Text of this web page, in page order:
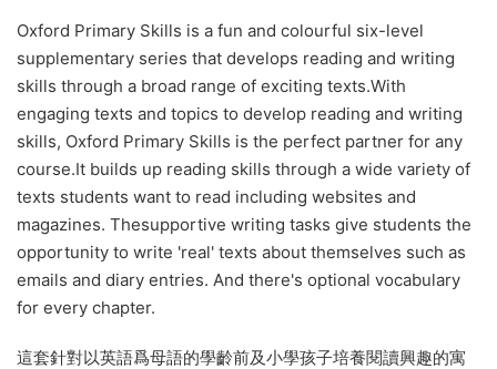
Oxford Primary Skills is a fun and colourful six-level
supplementary series that develops reading and writing
skills through a broad range of exciting texts.With
engaging texts and topics to develop reading and writing
skills, Oxford Primary Skills is the perfect partner for any
course.It builds up reading skills through a wide variety of
texts students want to read including websites and
magazines. Thesupportive writing tasks give students the
opportunity to write 'real' texts about themselves such as
emails and diary entries. And there's optional vocabulary
for every chapter.
這套針對以英語爲母語的學齡前及小學孩子培養閱讀興趣的寓